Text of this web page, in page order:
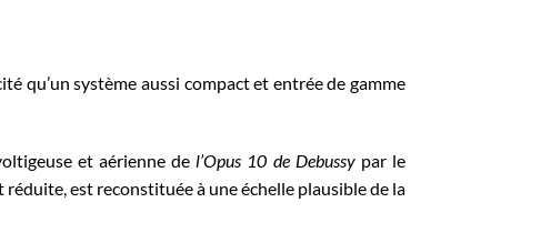
qu’un système aussi compact et entrée de gamme
et aérienne del’Opus 10 de Debussypar le
est reconstituée à une échelle plausible de la